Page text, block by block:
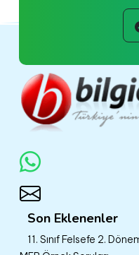
Son Eklenenler
11. Sınıf Felsefe 2.